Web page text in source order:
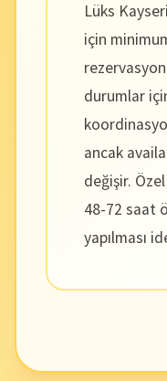
Lüks
için
durumlar
ancak
değişir.
48-72 saat
yapılması